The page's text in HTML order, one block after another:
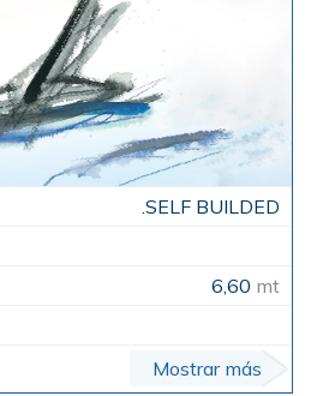
.SELF BUILDED
6,60 mt
Mostrar más